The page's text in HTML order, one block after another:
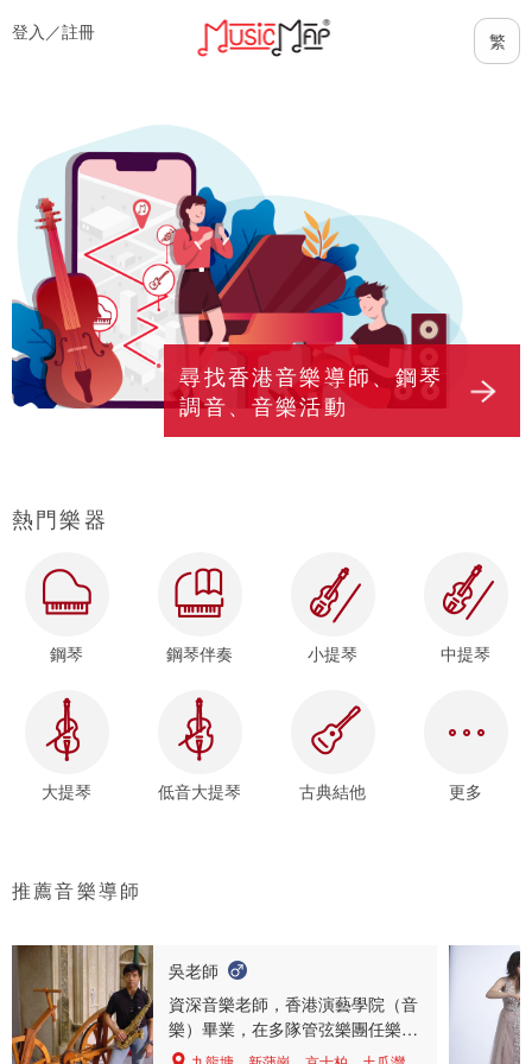
登入／註冊
尋找香港音樂導師、鋼琴
調音、音樂活動
熱門樂器
鋼琴 鋼琴伴奏 小提琴 中提琴
大提琴 低音大提琴 古典結他 更多
推薦音樂導師
吳老師
資深音樂老師，香港演藝學院（音
樂）畢業，在多隊管弦樂團任樂
手，香港小交響樂團創團員、定音